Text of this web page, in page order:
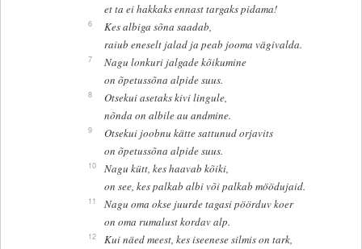
et ta ei hakkaks ennast targaks pidama!
6
Kes albiga sõna saadab,
raiub eneselt jalad ja peab jooma vägivalda.
7
Nagu lonkuri jalgade kõikumine
on õpetussõna alpide suus.
8
Otsekui asetaks kivi lingule,
nõnda on albile au andmine.
9
Otsekui joobnu kätte sattunud orjavits
on õpetussõna alpide suus.
10
Nagu kütt, kes haavab kõiki,
on see, kes palkab albi või palkab möödujaid.
11
Nagu oma okse juurde tagasi pöörduv koer
on oma rumalust kordav alp.
12
Kui näed meest, kes iseenese silmis on tark,